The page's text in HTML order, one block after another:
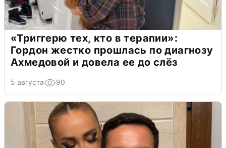
«Триггерю тех, кто в терапии»:
Гордон жестко прошлась по диагнозу
Ахмедовой и довела ее до слёз
5 августа 90